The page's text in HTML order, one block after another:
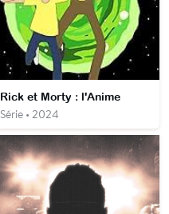
Rick et Morty : l'Anime
Série • 2024